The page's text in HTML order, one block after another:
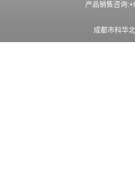
产品销售咨询
成都市科华